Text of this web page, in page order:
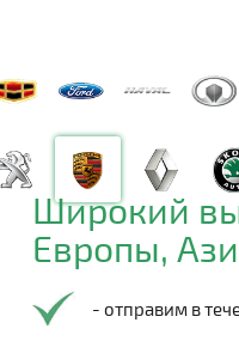
Широкий
Европы,
- отправим в